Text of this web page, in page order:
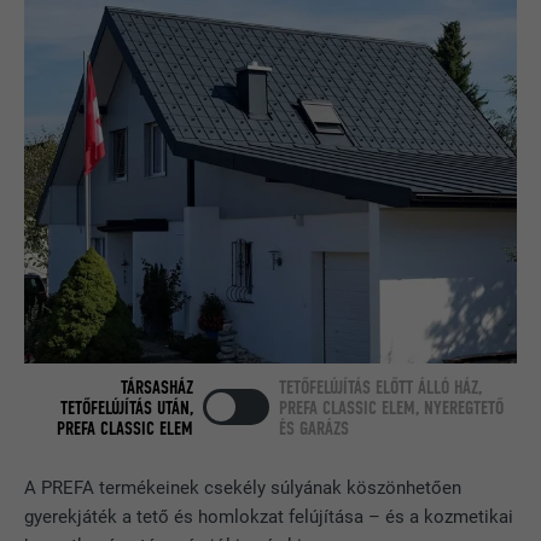
A PREFA termékeinek csekély súlyának köszönhetően
gyerekjáték a tető és homlokzat felújítása – és a kozmetikai
TÁRSASHÁZ
TETŐFELÚJÍTÁS UTÁN,
PREFA CLASSIC ELEM
TETŐFELÚJÍTÁS ELŐTT ÁLLÓ HÁZ,
PREFA CLASSIC ELEM, NYEREGTETŐ
ÉS GARÁZS
Teszt jelleggel alkalmazzák annak
ellenőrzésére, hogy a böngésző engedi-
e sütik elhelyezését. Azonosító
jellemzőket nem tartalmaz.
FOLYAMAT Munkamenet
CÉL
A LinkedIn használja, ha egy weboldal
beágyazott nyomonkövetési ablakot
tartalmaz.
bcookie
SZOLGÁLTATÓ LinkedIn
FOLYAMAT 2 év
CÉL
A LinkedIn közösségi hálózati
szolgáltatás használja, célja a
követése.